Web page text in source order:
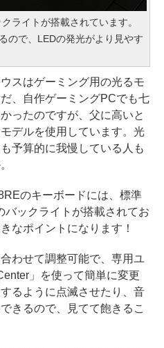
ライトが搭載されています。
ので、LEDの発光がより見やす
スはゲーミング用の光るモ
、自作ゲーミングPCでも七
ったのですが、父に高いと
デルを使用しています。光
予算的に我慢している人も
のキーボードには、標準
バックライトが搭載されてお
なポイントになります！
わせて調整可能で、専用ユ
」を使って簡単に変更
るように点滅させたり、音
きるので、見てて飽きるこ